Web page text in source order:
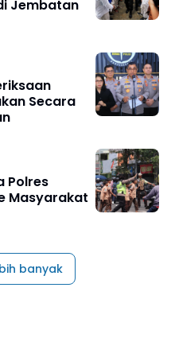
Jembatan
Secara
Polres
Masyarakat
banyak